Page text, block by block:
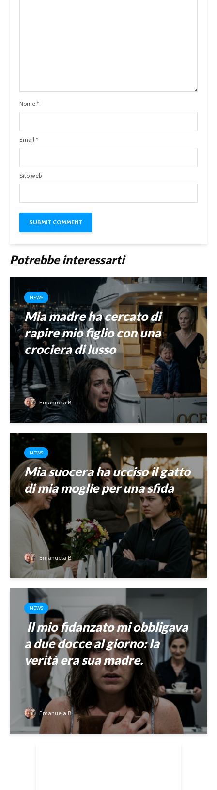
Nome *
Email *
Sito web
Potrebbe interessarti
NEWS
Mia madre ha cercato di
rapire mio figlio con una
crociera di lusso
Emanuela B.
NEWS
Mia suocera ha ucciso il gatto
di mia moglie per una sfida
Emanuela B.
NEWS
Il mio fidanzato mi obbligava
a due docce al giorno: la
verità era sua madre.
Emanuela B.